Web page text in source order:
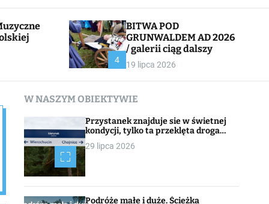
l
c
4
BITWA POD
GRUNWALDEM AD 2026
/ galerii ciąg dalszy
19 lipca 2026
W NASZYM OBIEKTYWIE
Przystanek znajduje sie w świetnej
kondycji, tylko ta przeklęta droga…
29 lipca 2026
Podróże małe i duże. Ścieżka